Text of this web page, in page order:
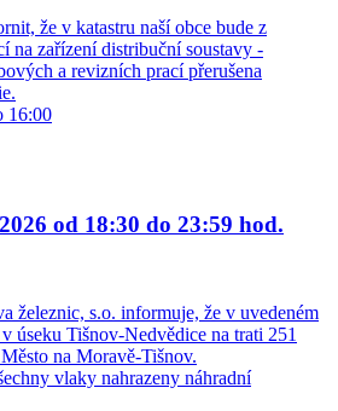
že v katastru naší obce bude z
na zařízení distribuční soustavy -
a revizních prací přerušena
16:00
od 18:30 do 23:59 hod.
železnic, s.o. informuje, že v uvedeném
úseku Tišnov-Nedvědice na trati 251
na Moravě-Tišnov.
vlaky nahrazeny náhradní